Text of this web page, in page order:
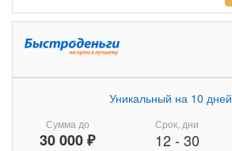
Сумма до
30 000 ₽
Уникальный на 10 дней
Срок, дни
12- 30